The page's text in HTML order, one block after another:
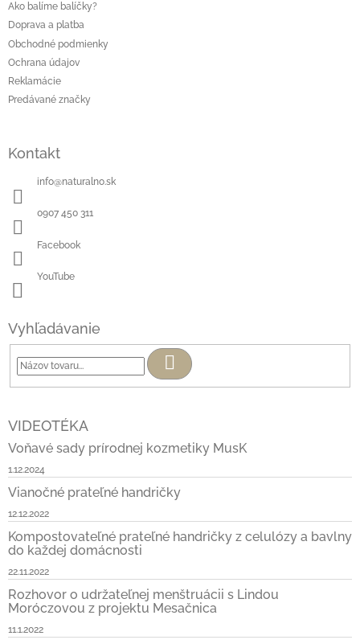
Ako balíme balíčky?
Doprava a platba
Obchodné podmienky
Ochrana údajov
Reklamácie
Predávané značky
Kontakt
info@naturalno.sk
0907 450 311
Facebook
YouTube
Vyhľadávanie
Hľadať
VIDEOTÉKA
Voňavé sady prírodnej kozmetiky MusK
1.12.2024
Vianočné prateľné handričky
12.12.2022
Kompostovateľné prateľné handričky z celulózy a bavlny
do každej domácnosti
22.11.2022
Rozhovor o udržateľnej menštruácii s Lindou
Moróczovou z projektu Mesačnica
11.1.2022